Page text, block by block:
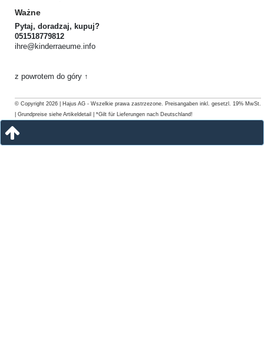
Ważne
Pytaj, doradzaj, kupuj?
051518779812
ihre@kinderraeume.info
z powrotem do góry ↑
© Copyright 2026 | Hajus AG - Wszelkie prawa zastrzezone. Preisangaben inkl. gesetzl. 19% MwSt.
| Grundpreise siehe Artikeldetail | *Gilt für Lieferungen nach Deutschland!